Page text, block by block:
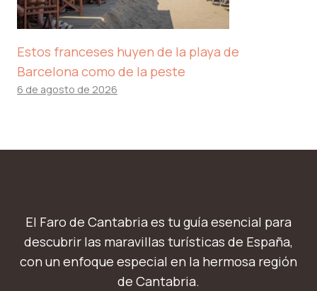
Estos franceses huyen de la playa de
Barcelona como de la peste
6 de agosto de 2026
El Faro de Cantabria es tu guía esencial para
descubrir las maravillas turísticas de España,
con un enfoque especial en la hermosa región
de Cantabria.